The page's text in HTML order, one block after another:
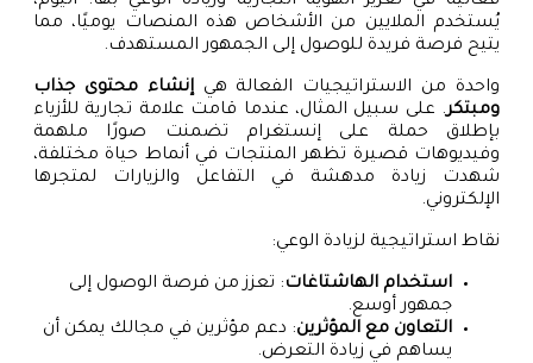
يُستخدم الملايين من الأشخاص هذه المنصات يوميًا، مما
يتيح فرصة فريدة للوصول إلى الجمهور المستهدف.
واحدة من الاستراتيجيات الفعالة هيإنشاء محتوى جذاب
ومبتكر. على سبيل المثال، عندما قامت علامة تجارية للأزياء
بإطلاق حملة على إنستغرام تضمنت صورًا ملهمة
وفيديوهات قصيرة تظهر المنتجات في أنماط حياة مختلفة،
شهدت زيادة مدهشة في التفاعل والزيارات لمتجرها
الإلكتروني.
نقاط استراتيجية لزيادة الوعي:
استخدام الهاشتاغات: تعزز من فرصة الوصول إلى
جمهور أوسع.
التعاون مع المؤثرين: دعم مؤثرين في مجالك يمكن أن
يساهم في زيادة التعرض.